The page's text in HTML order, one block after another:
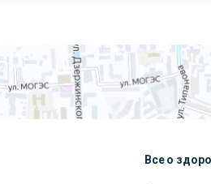
Все о